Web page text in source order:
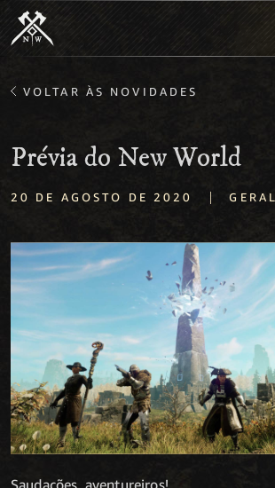
VOLTAR ÀS NOVIDADES
Prévia do New World
20 DE AGOSTO DE 2020 | GERAL
Saudações, aventureiros!